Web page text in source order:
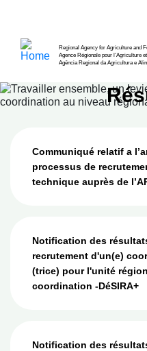
Regional Agency for Agriculture and
Agence Régionale pour l’Agriculture
Agência Regional da Agricultura e
Communiqué relatif a
processus de
technique auprès de
Notification des
recrutement d'un(e)
(trice) pour l'unité
coordination -DéSIRA+
Notification des